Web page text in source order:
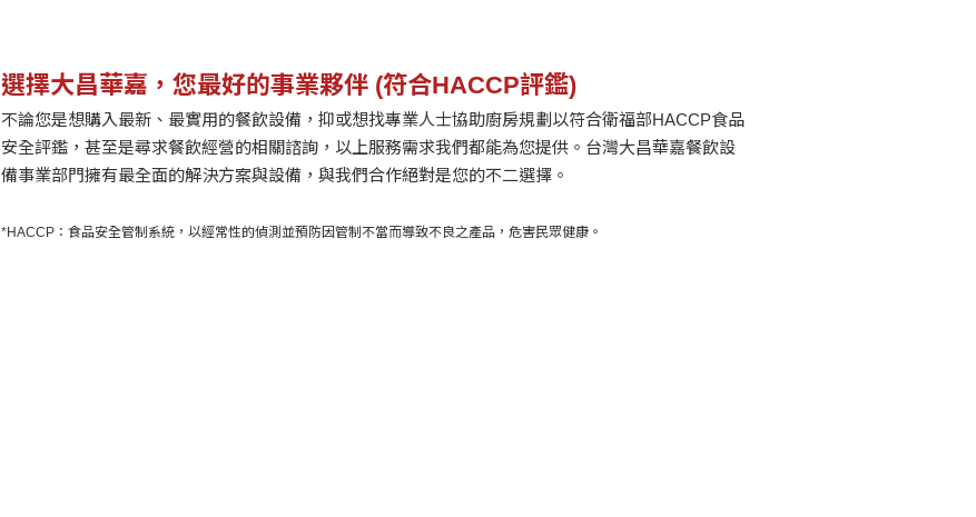
選擇大昌華嘉，您最好的事業夥伴 (符合HACCP評鑑)
不論您是想購入最新、最實用的餐飲設備，抑或想找專業人士協助廚房規劃以符合衛福部HACCP食品
安全評鑑，甚至是尋求餐飲經營的相關諮詢，以上服務需求我們都能為您提供。台灣大昌華嘉餐飲設
備事業部門擁有最全面的解決方案與設備，與我們合作絕對是您的不二選擇。
*HACCP：食品安全管制系統，以經常性的偵測並預防因管制不當而導致不良之產品，危害民眾健康。